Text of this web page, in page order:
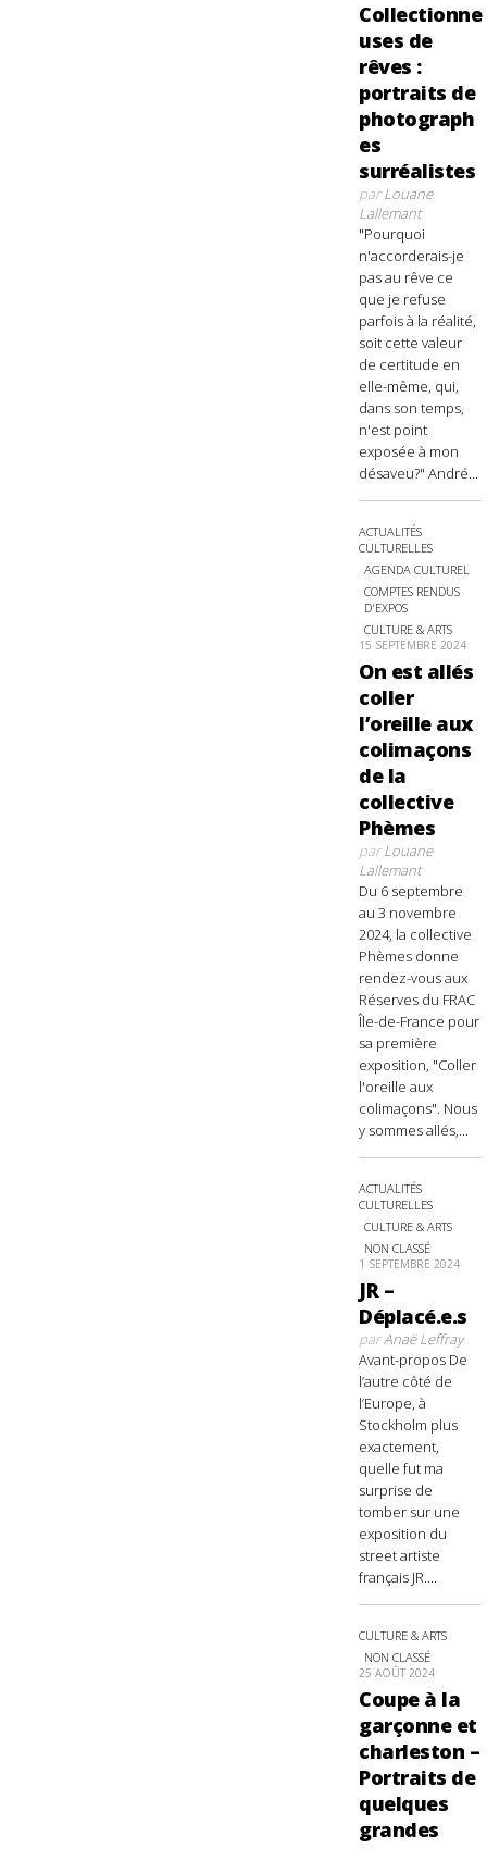
Collectionne
uses de
rêves :
portraits de
photograph
es
surréalistes
parLouane
Lallemant
"Pourquoi
n'accorderais-je
pas au rêve ce
que je refuse
parfois à la réalité,
soit cette valeur
de certitude en
elle-même, qui,
dans son temps,
n'est point
exposée à mon
désaveu?" André...
ACTUALITÉS
CULTURELLES
AGENDA CULTUREL
COMPTES RENDUS
D'EXPOS
CULTURE & ARTS
15 SEPTEMBRE 2024
On est allés
coller
l’oreille aux
colimaçons
de la
collective
Phèmes
parLouane
Lallemant
Du 6 septembre
au 3 novembre
2024, la collective
Phèmes donne
rendez-vous aux
Réserves du FRAC
Île-de-France pour
sa première
exposition, "Coller
l'oreille aux
colimaçons". Nous
y sommes allés,...
ACTUALITÉS
CULTURELLES
CULTURE & ARTS
NON CLASSÉ
1 SEPTEMBRE 2024
JR –
Déplacé.e.s
parAnaë Leffray
Avant-propos De
l’autre côté de
l’Europe, à
Stockholm plus
exactement,
quelle fut ma
surprise de
tomber sur une
exposition du
street artiste
français JR....
CULTURE & ARTS
NON CLASSÉ
25 AOÛT 2024
Coupe à la
garçonne et
charleston –
Portraits de
quelques
grandes